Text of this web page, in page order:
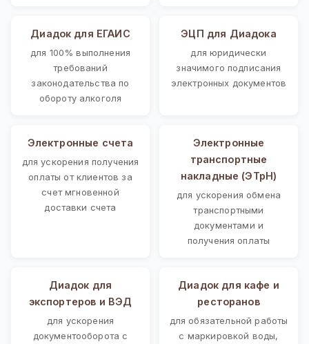
Диадок для ЕГАИС
для 100% выполнения
требований
законодательства по
обороту алкоголя
ЭЦП для Диадока
для юридически
значимого подписания
электронных документов
Электронные счета
для ускорения получения
оплаты от клиентов за
счет мгновенной
доставки счета
Электронные
транспортные
накладные (ЭТрН)
для ускорения обмена
транспортными
документами и
получения оплаты
Диадок для
экспортеров и ВЭД
для ускорения
документооборота с
Диадок для кафе и
ресторанов
для обязательной работы
с маркировкой воды,